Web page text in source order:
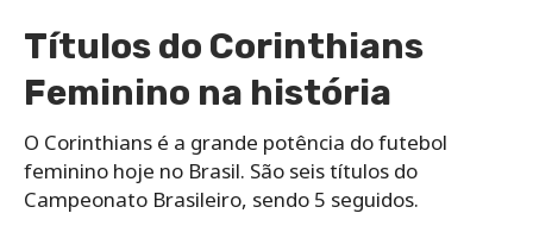
Títulos do Corinthians
Feminino na história
O Corinthians é a grande potência do futebol
feminino hoje no Brasil. São seis títulos do
Campeonato Brasileiro, sendo 5 seguidos.